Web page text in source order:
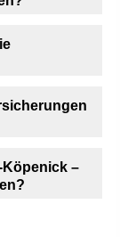
Köpenick –